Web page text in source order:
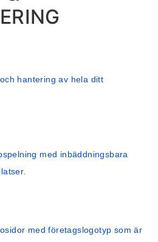
hantering av hela ditt
med inbäddningsbara
med företagslogotyp som är